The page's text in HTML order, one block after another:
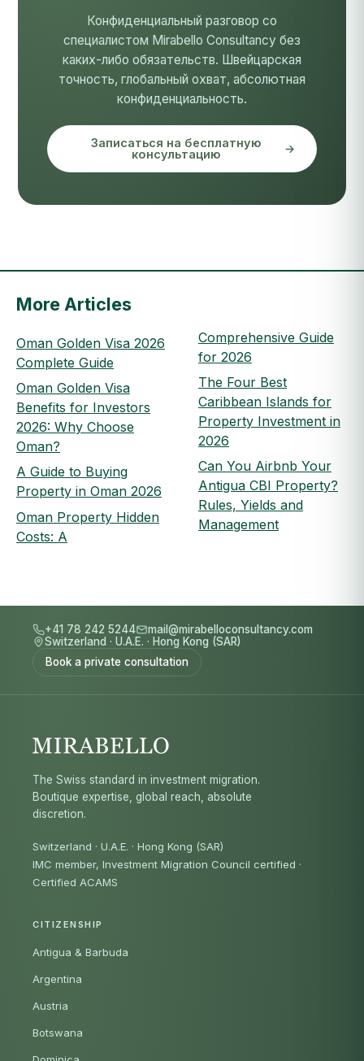
Конфиденциальный разговор со
специалистом Mirabello Consultancy без
каких-либо обязательств. Швейцарская
точность, глобальный охват, абсолютная
конфиденциальность.
Записаться на бесплатную
консультацию
More Articles
Oman Golden Visa 2026
Complete Guide
Oman Golden Visa
Benefits for Investors
2026: Why Choose
Oman?
A Guide to Buying
Property in Oman 2026
Oman Property Hidden
Costs: A
Comprehensive Guide
for 2026
The Four Best
Caribbean Islands for
Property Investment in
2026
Can You Airbnb Your
Antigua CBI Property?
Rules, Yields and
Management
+41 78 242 5244
mail@mirabelloconsultancy.com
Switzerland · U.A.E. · Hong Kong (SAR)
Book a private consultation
The Swiss standard in investment migration.
Boutique expertise, global reach, absolute
discretion.
Switzerland · U.A.E. · Hong Kong (SAR)
IMC member, Investment Migration Council certified ·
Certified ACAMS
CITIZENSHIP
Antigua & Barbuda
Argentina
Austria
Botswana